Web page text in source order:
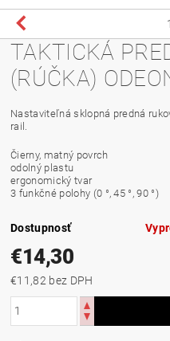
1
TAKTICKÁ
(RÚČKA)
Nastaviteľná sklopná predná
rail.
Čierny, matný povrch
odolný plastu
ergonomický tvar
3 funkčné polohy (0 °, 45 °, 90 °)
Dostupnosť
€14,30
€11,82 bez DPH